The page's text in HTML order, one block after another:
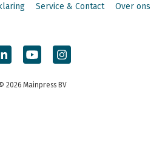
Service & Contact Over ons
2026 Mainpress BV